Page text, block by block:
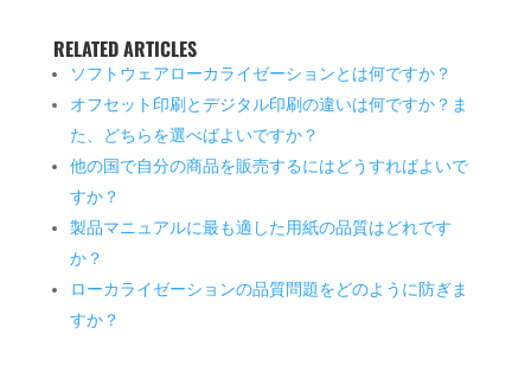
RELATED ARTICLES
ソフトウェアローカライゼーションとは何ですか？
オフセット印刷とデジタル印刷の違いは何ですか？ま
た、どちらを選べばよいですか？
他の国で自分の商品を販売するにはどうすればよいで
すか？
製品マニュアルに最も適した用紙の品質はどれです
か？
ローカライゼーションの品質問題をどのように防ぎま
すか？